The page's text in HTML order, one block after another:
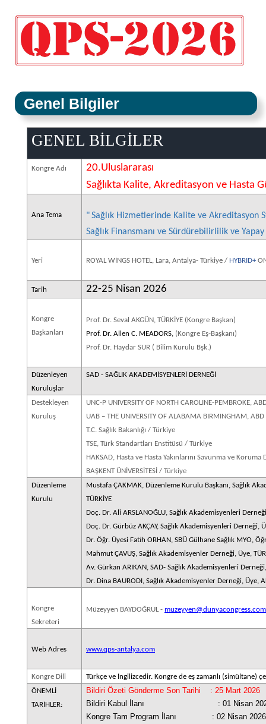
Genel Bilgiler
GENEL BİLGİLER
Kongre Adı
20.Uluslararası
Sağlıkta Kalite, Akreditasyon ve Hasta
Ana Tema "Sağlık Hizmetlerinde Kalite ve Akreditasyon
Sağlık Finansmanı ve Sürdürebilirlilik ve
Yeri ROYAL WİNGS HOTEL, Lara, Antalya- Türkiye / HYBRID+
Tarih 22-25 Nisan 2026
Kongre
Başkanları
Prof. Dr. Seval AKGÜN, TÜRKİYE (Kongre Başkan)
Prof. Dr. Allen C. MEADORS, (Kongre Eş-Başkanı)
Prof. Dr. Haydar SUR ( Bilim Kurulu Bşk.)
Düzenleyen
Kuruluşlar
SAD - SAĞLIK AKADEMİSYENLERİ DERNEĞİ
Destekleyen
Kuruluş
UNC-P UNIVERSITY OF NORTH CAROLINE-PEMBROKE,
UAB – THE UNIVERSITY OF ALABAMA BIRMINGHAM, ABD
T.C. Sağlık Bakanlığı / Türkiye
TSE, Türk Standartları Enstitüsü / Türkiye
HAKSAD, Hasta ve Hasta Yakınlarını Savunma ve
BAŞKENT ÜNİVERSİTESİ / Türkiye
Düzenleme
Kurulu
Mustafa ÇAKMAK, Düzenleme Kurulu Başkanı, Sağlık
TÜRKİYE
Doç. Dr. Ali ARSLANOĞLU, Sağlık Akademisyenleri
Doç. Dr. Gürbüz AKÇAY, Sağlık Akademisyenleri Derneği,
Dr. Öğr. Üyesi Fatih ORHAN, SBÜ Gülhane Sağlık MYO,
Mahmut ÇAVUŞ, Sağlık Akademisyenler Derneği, Üye,
Av. Gürkan ARIKAN, SAD- Sağlık Akademisyenleri
Dr. Dina BAURODI, Sağlık Akademisyenler Derneği, Üye,
Kongre
Sekreteri
Müzeyyen BAYDOĞRUL - muzeyyen@dunyacongress.com
Web Adres www.qps-antalya.com
Kongre Dili
Türkçe ve İngilizcedir. Kongre de eş zamanlı (simültane)
ÖNEMLİ
TARİHLER:
Bildiri Özeti Gönderme Son Tarihi : 25 Mart 2026
Bildiri Kabul İlanı : 01 Nisan
Kongre Tam Program İlanı : 02 Nisan 2026